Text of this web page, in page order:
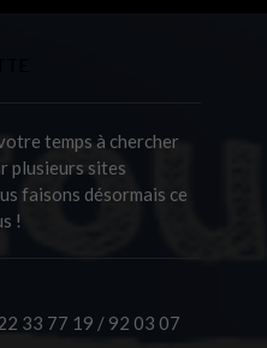
temps à chercher
plusieurs sites
faisons désormais ce
!
33 77 19 / 92 03 07